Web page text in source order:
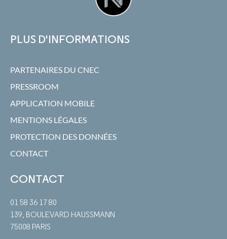
PLUS D'INFORMATIONS
PARTENAIRES DU CNEC
PRESSROOM
APPLICATION MOBILE
MENTIONS LÉGALES
PROTECTION DES DONNÉES
CONTACT
CONTACT
01 58 36 17 80
139, BOULEVARD HAUSSMANN
75008 PARIS